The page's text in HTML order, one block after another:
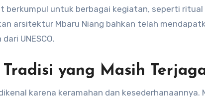
berkumpul untuk berbagai kegiatan, seperti
arsitektur Mbaru Niang bahkan telah
UNESCO.
yang Masih
karena keramahan dan